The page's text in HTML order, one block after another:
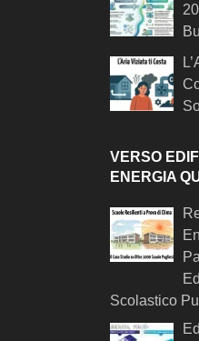
VERSO
ENERGIA
Scolastico